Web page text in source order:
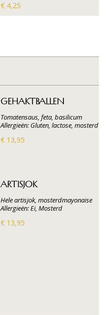
€ 4,25
GEHAKTBALLEN
Tomatensaus, feta, basilicum
Allergieën: Gluten, lactose, mosterd
€ 13,95
ARTISJOK
Hele artisjok, mosterdmayonaise
Allergieën: Ei, Mosterd
€ 13,95